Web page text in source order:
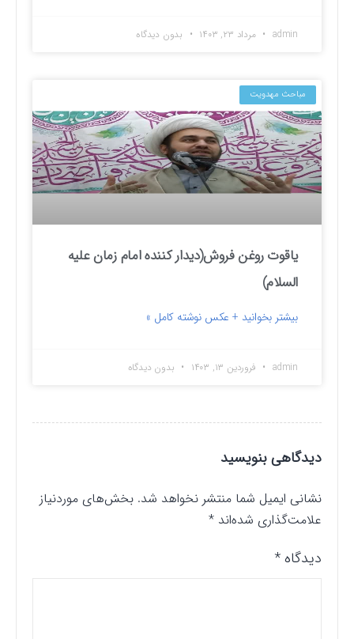
admin مرداد ۲۳, ۱۴۰۳ بدون دیدگاه
مباحث مهدویت
یاقوت روغن فروش(دیدار کننده امام زمان علیه
السلام)
بیشتر بخوانید + عکس نوشته کامل »
admin فروردین ۱۳, ۱۴۰۳ بدون دیدگاه
دیدگاهی بنویسید
نشانی ایمیل شما منتشر نخواهد شد. بخش‌های موردنیاز
علامت‌گذاری شده‌اند*
دیدگاه*